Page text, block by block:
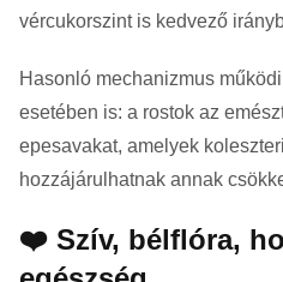
vércukorszint is kedvező
Hasonló mechanizmus
esetében is: a rostok az
epesavakat, amelyek
hozzájárulhatnak annak
❤️ Szív, bélflóra,